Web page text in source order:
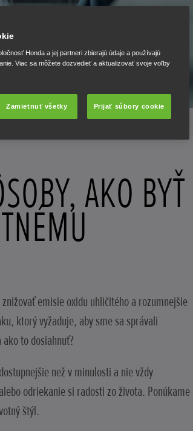
AKO BYŤ
emisie oxidu uhličitého a rozumnejšie
ktorý vyžaduje, aby sme sa správali
to dosiahnuť?
než v minulosti a nie vždy
odriekanie si radosti zo života. Ponúkame
štýl.
Honda a jej partneri zbierajú údaje a používajú
Viac sa môžete dozvedieť a aktualizovať svoje voľby
Zamietnuť všetky Prijať súbory cookie